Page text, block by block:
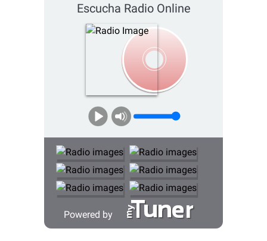
Escucha Radio Online
Powered by